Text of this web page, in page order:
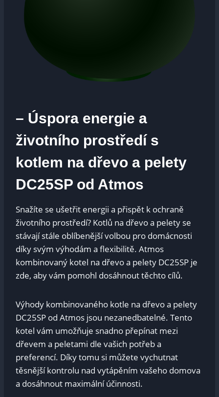
– Úspora energie a
životního prostředí s
kotlem na dřevo a pelety
DC25SP od Atmos
Snažíte se ušetřit energii a přispět k ochraně
životního prostředí? Kotlů na dřevo a pelety se
stávají stále oblíbenější volbou pro domácnosti
díky svým výhodám a flexibilitě. Atmos
kombinovaný kotel na dřevo a pelety DC25SP je
zde, aby vám pomohl dosáhnout těchto cílů.
Výhody kombinovaného kotle na dřevo a pelety
DC25SP od Atmos jsou nezanedbatelné. Tento
kotel vám umožňuje snadno přepínat mezi
dřevem a peletami dle vašich potřeb a
preferencí. Díky tomu si můžete vychutnat
těsnější kontrolu nad vytápěním vašeho domova
a dosáhnout maximální účinnosti.